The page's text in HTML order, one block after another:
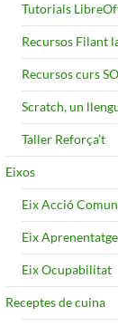
Tutorials
Recursos Filant
Recursos curs
Scratch, un
Taller Reforça’t
Eixos
Eix Acció
Eix Aprenentatge
Eix Ocupabilitat
Receptes de cuina